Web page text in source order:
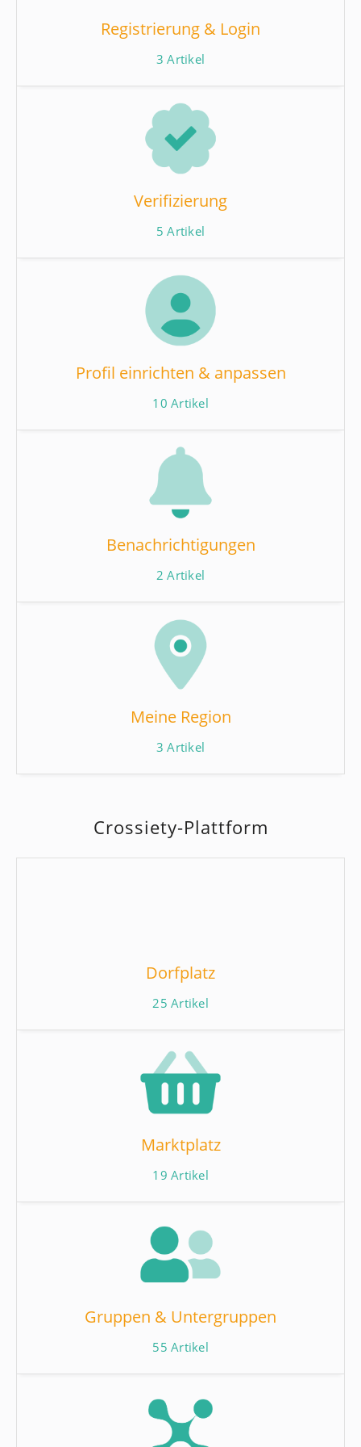
Registrierung & Login
3 Artikel
Verifizierung
5 Artikel
Profil einrichten & anpassen
10 Artikel
Benachrichtigungen
2 Artikel
Meine Region
3 Artikel
Crossiety-Plattform
Dorfplatz
25 Artikel
Marktplatz
19 Artikel
Gruppen & Untergruppen
55 Artikel